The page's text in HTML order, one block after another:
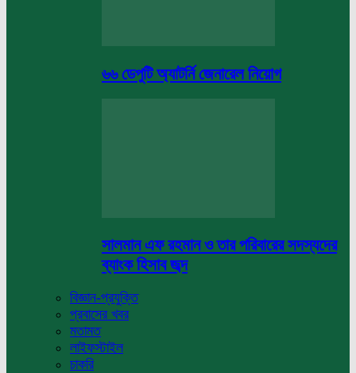
৬৬ ডেপুটি অ্যাটর্নি জেনারেল নিয়োগ
সালমান এফ রহমান ও তার পরিবারের সদস্যদের
ব্যাংক হিসাব জব্দ
বিজ্ঞান-প্রযুক্তি
প্রবাসের খবর
মতামত
লাইফস্টাইল
চাকরি